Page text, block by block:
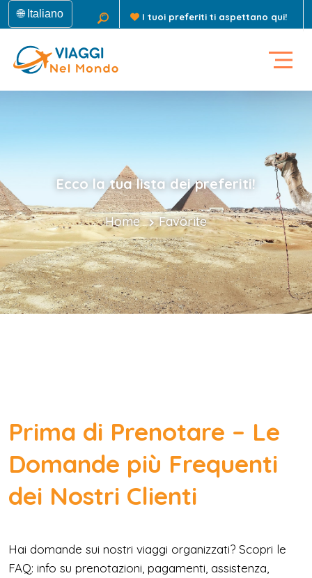
🌐 Italiano I tuoi preferiti ti aspettano qui!
Ecco la tua lista dei preferiti!
Home Favorite
Prima di Prenotare – Le
Domande più Frequenti
dei Nostri Clienti
Hai domande sui nostri viaggi organizzati? Scopri le
FAQ: info su prenotazioni, pagamenti, assistenza,